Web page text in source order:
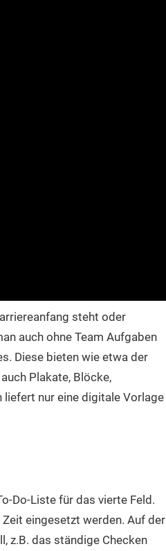
steht oder
auch ohne Team Aufgaben
Diese bieten wie etwa der
Plakate, Blöcke,
liefert nur eine digitale Vorlage
Do-Liste für das vierte Feld.
eingesetzt werden. Auf der
z.B. das ständige Checken